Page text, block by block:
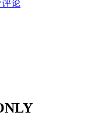
评论